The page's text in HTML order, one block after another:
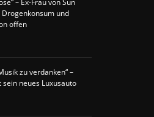
– Ex-Frau von Sun
und
offen
zu verdanken“ –
neues Luxusauto